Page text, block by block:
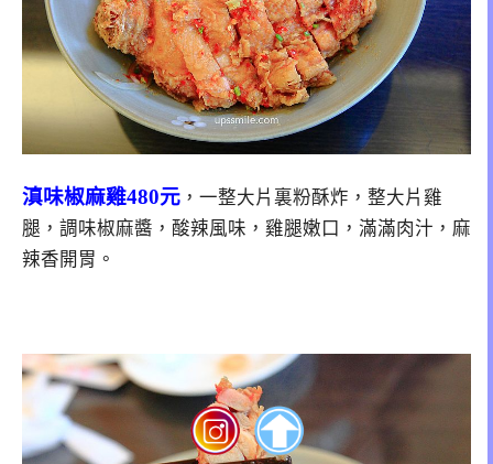
滇味椒麻雞480元 ，一整大片裏粉酥炸，整大片雞
腿，調味椒麻醬，酸辣風味，雞腿嫩口，滿滿肉汁，麻
辣香開胃。